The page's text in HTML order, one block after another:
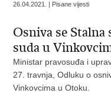
26.04.2021. | Pisane vijesti
Osniva se
suda u
Ministar pravosuđa i
27. travnja, Odluku o
Vinkovcima u Otoku.